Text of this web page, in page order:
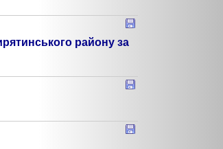
району за